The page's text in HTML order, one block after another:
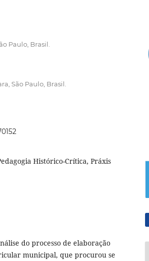
Paulo, Brasil.
São Paulo, Brasil.
Histórico-Crítica, Práxis
do processo de elaboração
municipal, que procurou se